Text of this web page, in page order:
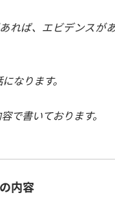
れば、エビデンスが
なります。
で書いております。
内容